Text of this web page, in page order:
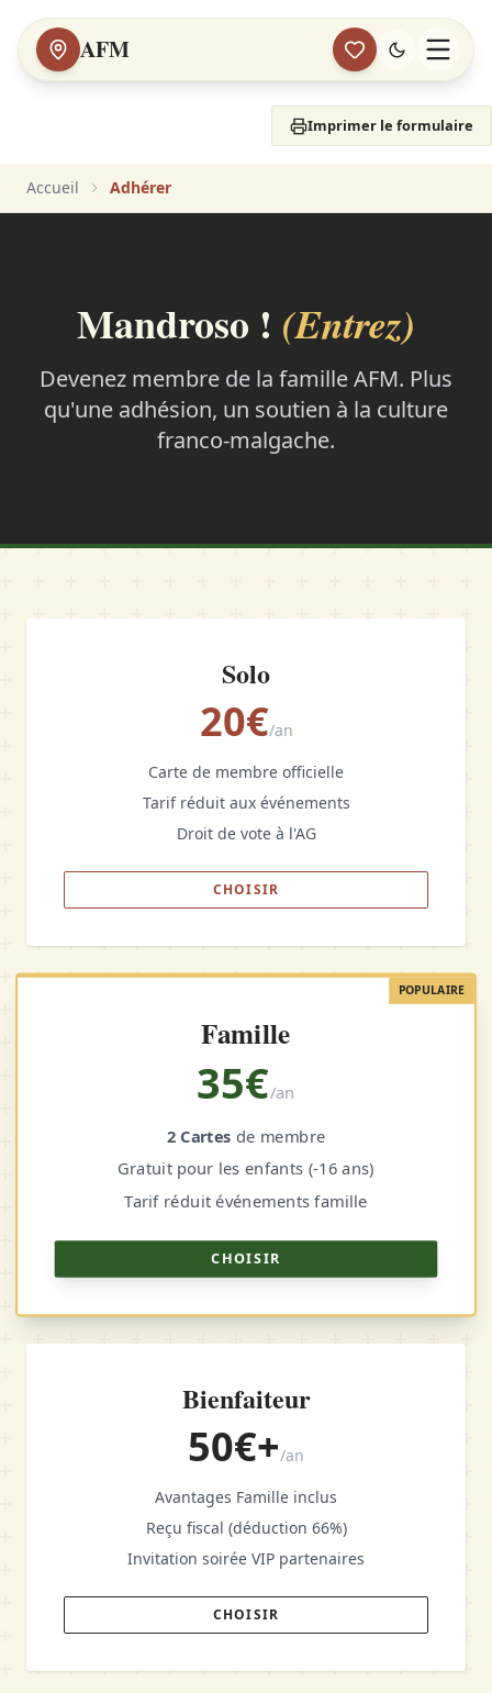
AFM
Imprimer le formulaire
Accueil Adhérer
Mandroso ! (Entrez)
Devenez membre de la famille AFM. Plus
qu'une adhésion, un soutien à la culture
franco-malgache.
Solo
20€/an
Carte de membre officielle
Tarif réduit aux événements
Droit de vote à l'AG
CHOISIR
POPULAIRE
Famille
35€/an
2 Cartes de membre
Gratuit pour les enfants (-16 ans)
Tarif réduit événements famille
CHOISIR
Bienfaiteur
50€+/an
Avantages Famille inclus
Reçu fiscal (déduction 66%)
Invitation soirée VIP partenaires
CHOISIR